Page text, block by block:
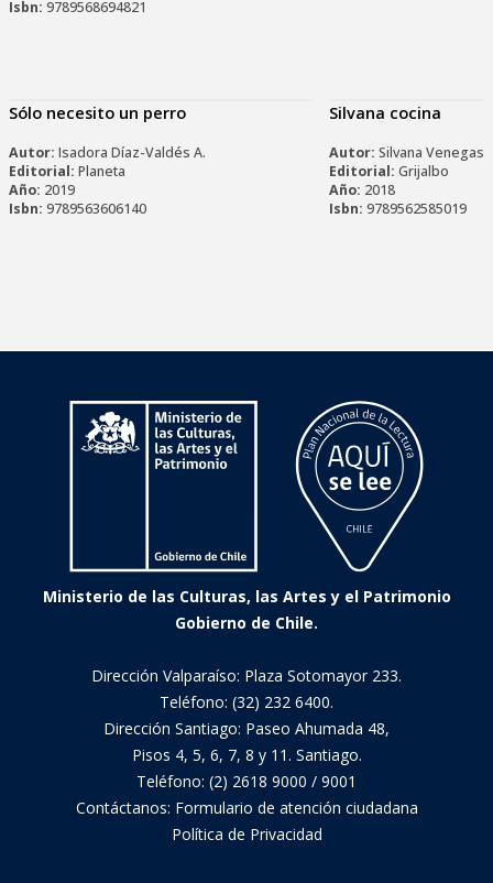
Isbn: 9789568694821
Sólo necesito un perro
Autor: Isadora Díaz-Valdés A.
Editorial: Planeta
Año: 2019
Isbn: 9789563606140
Silvana cocina
Autor:Silvana Venegas
Editorial:Grijalbo
Año: 2018
Isbn:9789562585019
Ministerio de las Culturas, las Artes y el Patrimonio
Gobierno de Chile.
Dirección Valparaíso: Plaza Sotomayor 233.
Teléfono: (32) 232 6400.
Dirección Santiago: Paseo Ahumada 48,
Pisos 4, 5, 6, 7, 8 y 11. Santiago.
Teléfono: (2) 2618 9000 / 9001
Contáctanos: Formulario de atención ciudadana
Política de Privacidad